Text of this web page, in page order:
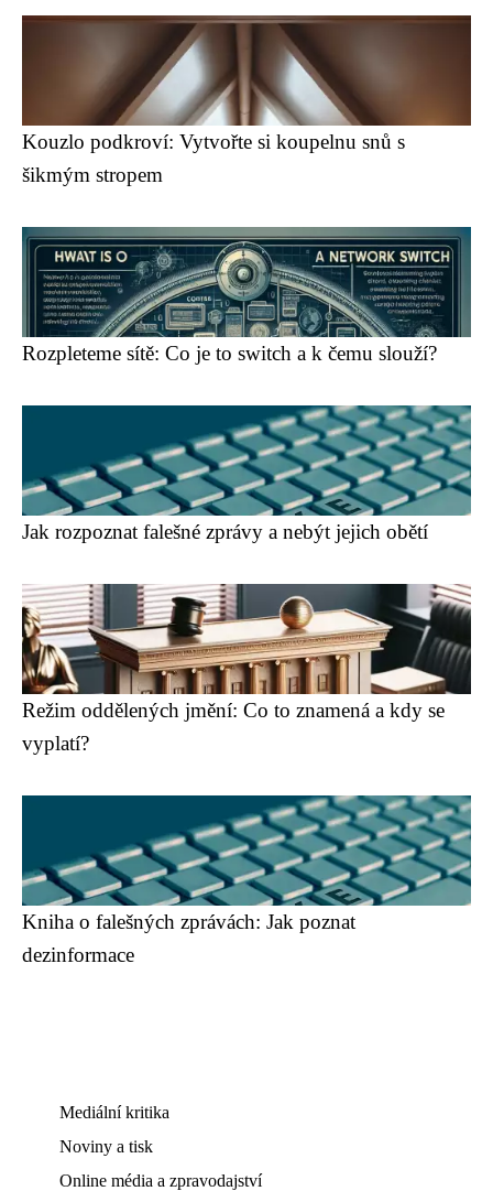
Kouzlo podkroví: Vytvořte si koupelnu snů s
šikmým stropem
Rozpleteme sítě: Co je to switch a k čemu slouží?
Jak rozpoznat falešné zprávy a nebýt jejich obětí
Režim oddělených jmění: Co to znamená a kdy se
vyplatí?
Kniha o falešných zprávách: Jak poznat
dezinformace
Mediální kritika
Noviny a tisk
Online média a zpravodajství